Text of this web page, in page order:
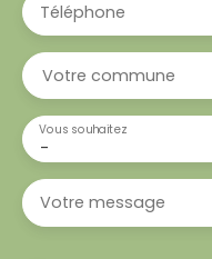
Téléphone
Votre commune
-
Vous souhaitez
Votre message